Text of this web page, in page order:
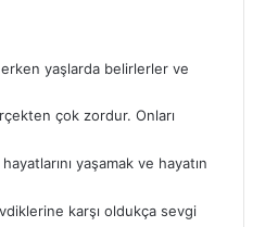
erken yaşlarda belirlerler ve
çok zordur. Onları
yaşamak ve hayatın
karşı oldukça sevgi